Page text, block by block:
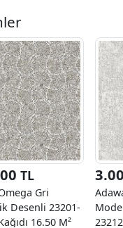
TL
Gri
Desenli 23201-
16.50 M²